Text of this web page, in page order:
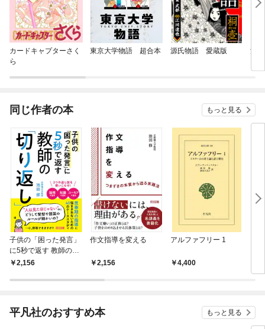
カードキャプターさく
ら
東京大学物語 超合本 源氏物語 愛蔵版 漂
同じ作者の本 もっと見る
子供の「困った発言」
に5秒で返す 教師の
「切り返し」
2,156
作文指導を変える
2,156
アルファフリー 1
4,400
平凡社のおすすめ本 もっと見る